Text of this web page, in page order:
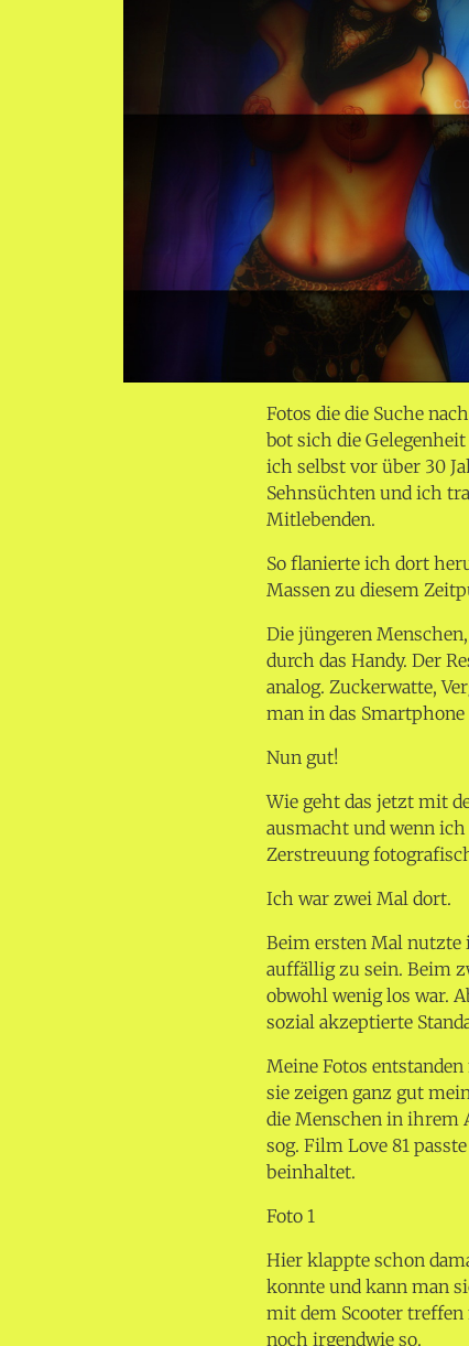
Fotos die die Suche
bot sich die
ich selbst vor über 30
Sehnsüchten und ich
Mitlebenden.
So flanierte ich dort
Massen zu diesem
Die jüngeren
durch das Handy. Der
analog. Zuckerwatte,
man in das
Nun gut!
Wie geht das jetzt mit
ausmacht und wenn ich
Zerstreuung
Ich war zwei Mal dort.
Beim ersten Mal nutzte
auffällig zu sein. Beim
obwohl wenig los war.
sozial akzeptierte
Meine Fotos
sie zeigen ganz gut
die Menschen in ihrem
sog. Film Love 81
beinhaltet.
Foto 1
Hier klappte schon
konnte und kann man
mit dem Scooter
noch irgendwie so.